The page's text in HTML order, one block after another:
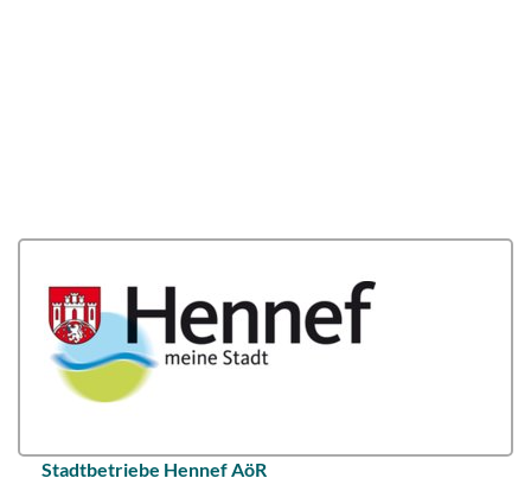
Stadtbetriebe Hennef AöR